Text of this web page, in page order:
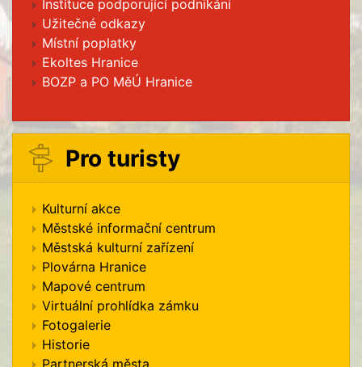
Instituce podporující podnikání
Užitečné odkazy
Místní poplatky
Ekoltes Hranice
BOZP a PO MěÚ Hranice
Pro turisty
Kulturní akce
Městské informační centrum
Městská kulturní zařízení
Plovárna Hranice
Mapové centrum
Virtuální prohlídka zámku
Fotogalerie
Historie